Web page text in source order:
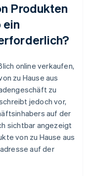
Produkten
ein
online verkaufen,
zu Hause aus
zu
jedoch vor,
auf der
sichtbar angezeigt
von zu Hause aus
auf der